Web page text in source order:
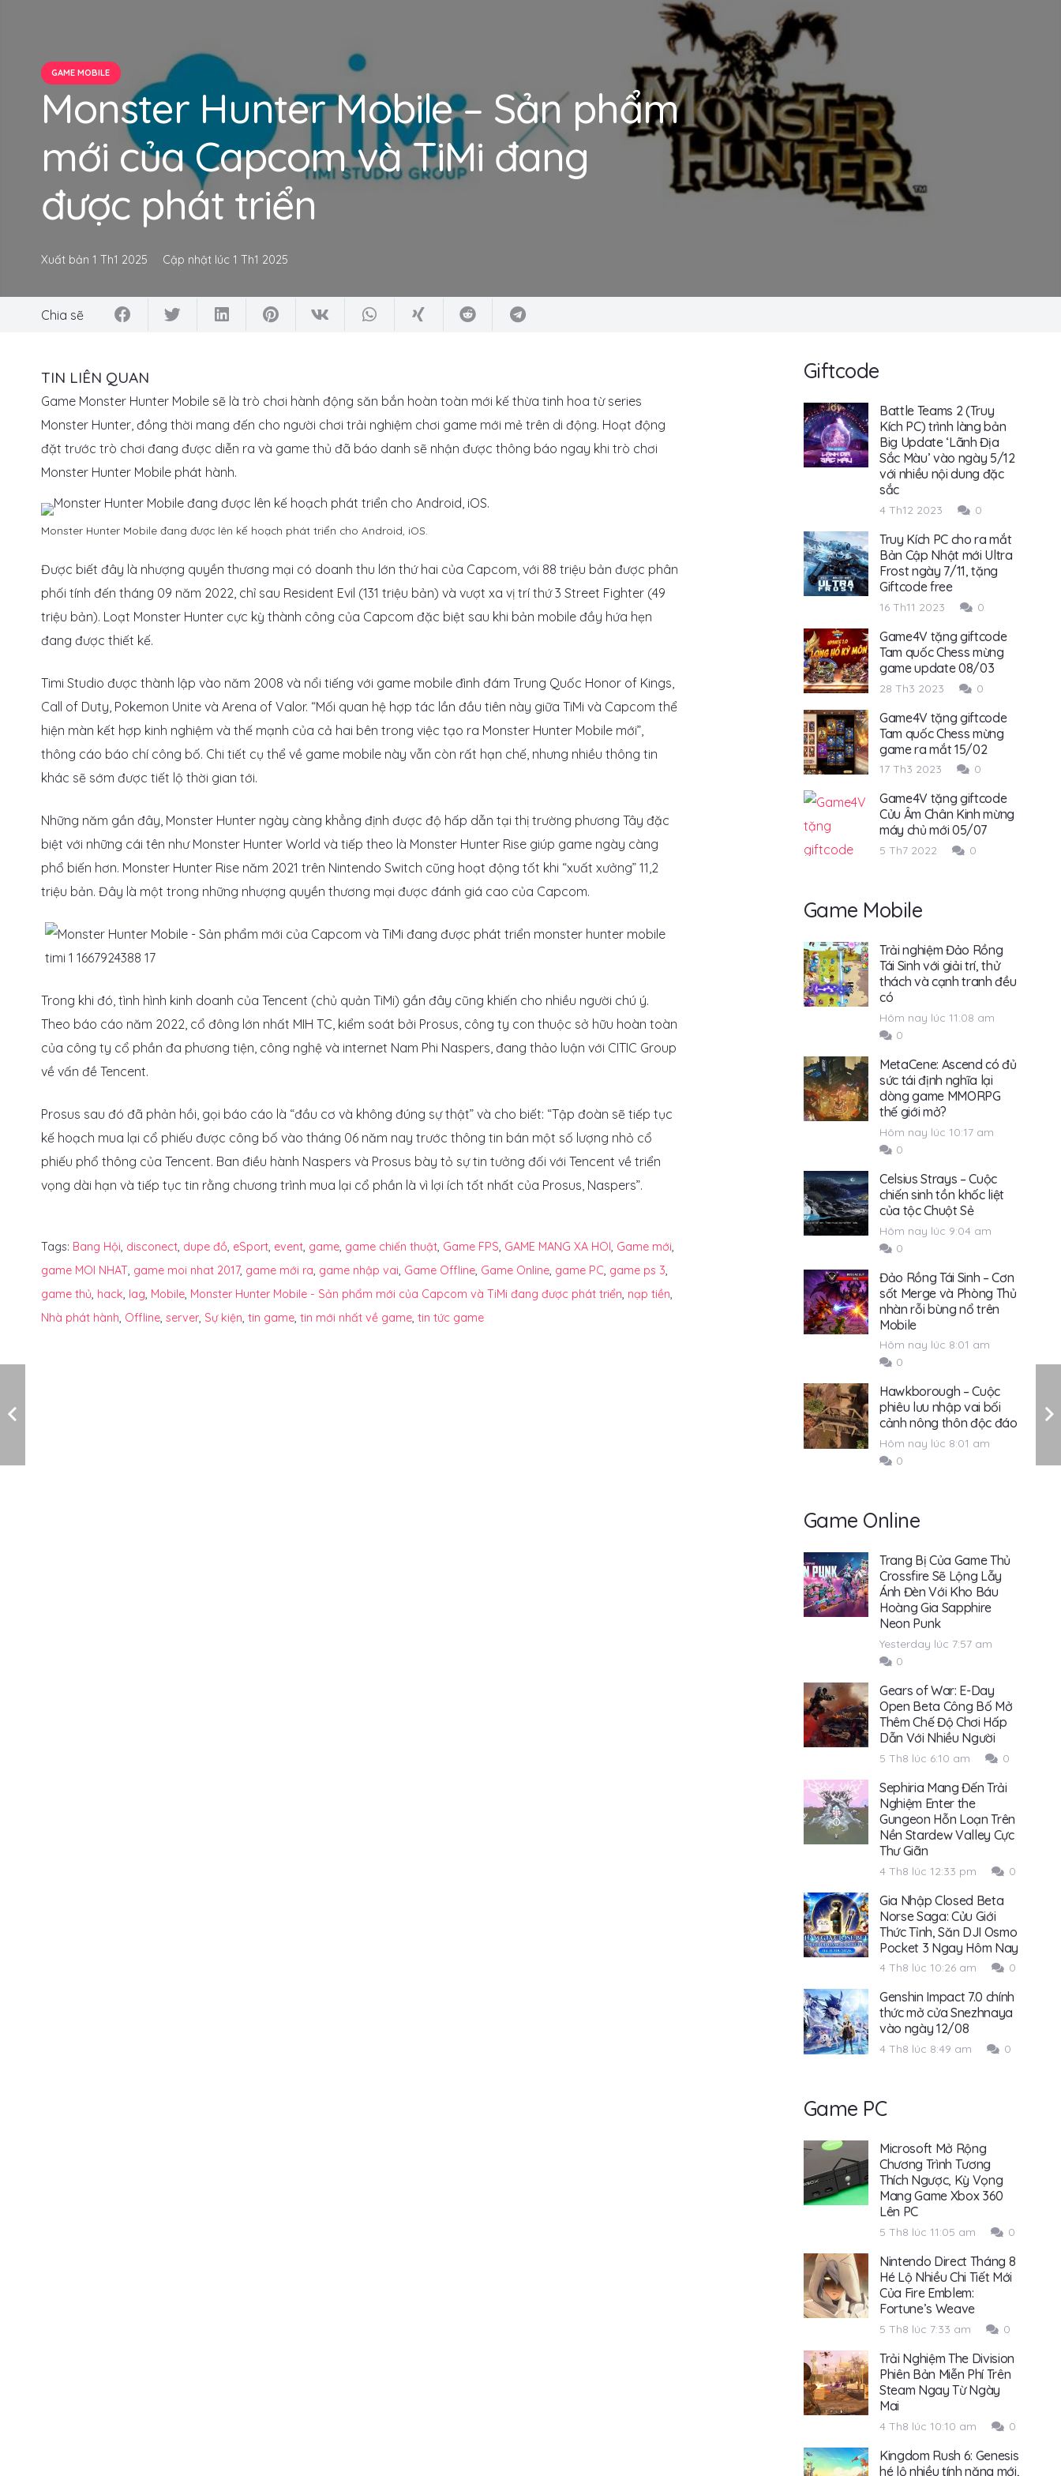
GAME MOBILE
Monster Hunter Mobile – Sản phẩm
mới của Capcom và TiMi đang
được phát triển
Xuất bản 1 Th1 2025 Cập nhật lúc1 Th1 2025
Chia sẽ
TIN LIÊN QUAN
Game Monster Hunter Mobile sẽ là trò chơi hành động săn bắn hoàn toàn mới kế thừa tinh hoa từ series
Monster Hunter, đồng thời mang đến cho người chơi trải nghiệm chơi game mới mẻ trên di động. Hoạt động
đặt trước trò chơi đang được diễn ra và game thủ đã báo danh sẽ nhận được thông báo ngay khi trò chơi
Monster Hunter Mobile phát hành.
Monster Hunter Mobile đang được lên kế hoạch phát triển cho Android, iOS.
Được biết đây là nhượng quyền thương mại có doanh thu lớn thứ hai của Capcom, với 88 triệu bản được phân
phối tính đến tháng 09 năm 2022, chỉ sau Resident Evil (131 triệu bản) và vượt xa vị trí thứ 3 Street Fighter (49
triệu bản). Loạt Monster Hunter cực kỳ thành công của Capcom đặc biệt sau khi bản mobile đầy hứa hẹn
đang được thiết kế.
Timi Studio được thành lập vào năm 2008 và nổi tiếng với game mobile đình đám Trung Quốc Honor of Kings,
Call of Duty, Pokemon Unite và Arena of Valor. “Mối quan hệ hợp tác lần đầu tiên này giữa TiMi và Capcom thể
hiện màn kết hợp kinh nghiệm và thế mạnh của cả hai bên trong việc tạo ra Monster Hunter Mobile mới”,
thông cáo báo chí công bố. Chi tiết cụ thể về game mobile này vẫn còn rất hạn chế, nhưng nhiều thông tin
khác sẽ sớm được tiết lộ thời gian tới.
Những năm gần đây, Monster Hunter ngày càng khẳng định được độ hấp dẫn tại thị trường phương Tây đặc
biệt với những cái tên như Monster Hunter World và tiếp theo là Monster Hunter Rise giúp game ngày càng
phổ biến hơn. Monster Hunter Rise năm 2021 trên Nintendo Switch cũng hoạt động tốt khi “xuất xưởng” 11,2
triệu bản. Đây là một trong những nhượng quyền thương mại được đánh giá cao của Capcom.
Trong khi đó, tình hình kinh doanh của Tencent (chủ quản TiMi) gần đây cũng khiến cho nhiều người chú ý.
Theo báo cáo năm 2022, cổ đông lớn nhất MIH TC, kiểm soát bởi Prosus, công ty con thuộc sở hữu hoàn toàn
của công ty cổ phần đa phương tiện, công nghệ và internet Nam Phi Naspers, đang thảo luận với CITIC Group
về vấn đề Tencent.
Prosus sau đó đã phản hồi, gọi báo cáo là “đầu cơ và không đúng sự thật” và cho biết: “Tập đoàn sẽ tiếp tục
kế hoạch mua lại cổ phiếu được công bố vào tháng 06 năm nay trước thông tin bán một số lượng nhỏ cổ
phiếu phổ thông của Tencent. Ban điều hành Naspers và Prosus bày tỏ sự tin tưởng đối với Tencent về triển
vọng dài hạn và tiếp tục tin rằng chương trình mua lại cổ phần là vì lợi ích tốt nhất của Prosus, Naspers”.
Tags: Bang Hội, disconect, dupe đồ, eSport, event, game, game chiến thuật, Game FPS, GAME MANG XA HOI, Game mới,
game MOI NHAT, game moi nhat 2017, game mới ra, game nhập vai, Game Offline, Game Online, game PC, game ps 3,
game thủ, hack, lag, Mobile, Monster Hunter Mobile - Sản phẩm mới của Capcom và TiMi đang được phát triển, nạp tiền,
Nhà phát hành, Offline, server, Sự kiện, tin game, tin mới nhất về game, tin tức game
Giftcode
Battle Teams 2 (Truy
Kích PC) trình làng bản
Big Update ‘Lãnh Địa
Sắc Màu’ vào ngày 5/12
với nhiều nội dung đặc
sắc
4 Th12 2023 0
Truy Kích PC cho ra mắt
Bản Cập Nhật mới Ultra
Frost ngày 7/11, tặng
Giftcode free
16 Th11 2023 0
Game4V tặng giftcode
Tam quốc Chess mừng
game update 08/03
28 Th3 2023 0
Game4V tặng giftcode
Tam quốc Chess mừng
game ra mắt 15/02
17 Th3 2023 0
Game4V tặng giftcode
Cửu Âm Chân Kinh mừng
máy chủ mới 05/07
5 Th7 2022 0
Game Mobile
Trải nghiệm Đảo Rồng
Tái Sinh với giải trí, thử
thách và cạnh tranh đều
có
Hôm nay lúc 11:08 am
0
MetaCene: Ascend có đủ
sức tái định nghĩa lại
dòng game MMORPG
thế giới mở?
Hôm nay lúc 10:17 am
0
Celsius Strays – Cuộc
chiến sinh tồn khốc liệt
của tộc Chuột Sẻ
Hôm nay lúc 9:04 am
0
Đảo Rồng Tái Sinh – Cơn
sốt Merge và Phòng Thủ
nhàn rỗi bùng nổ trên
Mobile
Hôm nay lúc 8:01 am
0
Hawkborough – Cuộc
phiêu lưu nhập vai bối
cảnh nông thôn độc đáo
Hôm nay lúc 8:01 am
0
Game Online
Trang Bị Của Game Thủ
Crossfire Sẽ Lộng Lẫy
Ánh Đèn Với Kho Báu
Hoàng Gia Sapphire
Neon Punk
Yesterday lúc 7:57 am
0
Gears of War: E-Day
Open Beta Công Bố Mở
Thêm Chế Độ Chơi Hấp
Dẫn Với Nhiều Người
5 Th8 lúc 6:10 am 0
Sephiria Mang Đến Trải
Nghiệm Enter the
Gungeon Hỗn Loạn Trên
Nền Stardew Valley Cực
Thư Giãn
4 Th8 lúc 12:33 pm 0
Gia Nhập Closed Beta
Norse Saga: Cửu Giới
Thức Tỉnh, Săn DJI Osmo
Pocket 3 Ngay Hôm Nay
4 Th8 lúc 10:26 am 0
Genshin Impact 7.0 chính
thức mở cửa Snezhnaya
vào ngày 12/08
4 Th8 lúc 8:49 am 0
Game PC
Microsoft Mở Rộng
Chương Trình Tương
Thích Ngược, Kỳ Vọng
Mang Game Xbox 360
Lên PC
5 Th8 lúc 11:05 am 0
Nintendo Direct Tháng 8
Hé Lộ Nhiều Chi Tiết Mới
Của Fire Emblem:
Fortune’s Weave
5 Th8 lúc 7:33 am 0
Trải Nghiệm The Division
Phiên Bản Miễn Phí Trên
Steam Ngay Từ Ngày
Mai
4 Th8 lúc 10:10 am 0
Kingdom Rush 6: Genesis
hé lộ nhiều tính năng mới,